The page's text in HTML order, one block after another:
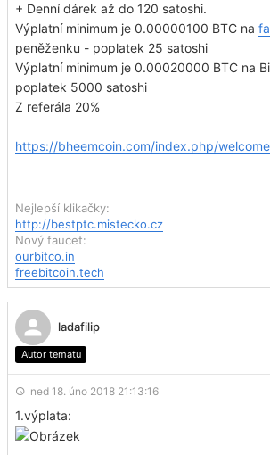
+ Denní dárek až do 120 satoshi.
Výplatní minimum je 0.00000100 BTC na
peněženku - poplatek 25 satoshi
Výplatní minimum je 0.00020000 BTC na
poplatek 5000 satoshi
Z referála 20%
https://bheemcoin.com/index.php/
Nejlepší klikačky:
http://bestptc.mistecko.cz
Nový faucet:
ourbitco.in
freebitcoin.tech
ladafilip
Autor tematu
ned 18. úno 2018 21:13:16
1.výplata: